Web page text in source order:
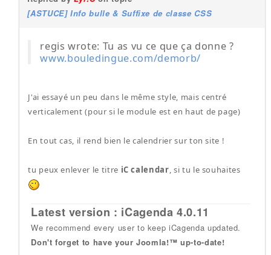
[ASTUCE] Info bulle & Suffixe de classe CSS
regis wrote: Tu as vu ce que ça donne ?
www.bouledingue.com/demorb/
J'ai essayé un peu dans le même style, mais centré
verticalement (pour si le module est en haut de page)
En tout cas, il rend bien le calendrier sur ton site !
tu peux enlever le titre iC calendar, si tu le souhaites
Latest version : iCagenda 4.0.11
We recommend every user to keep iCagenda updated.
Don't forget to have your Joomla!™ up-to-date!